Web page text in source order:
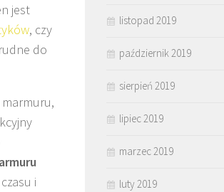
jest
, czy
do
i
listopad 2019
październik 2019
sierpień 2019
lipiec 2019
marzec 2019
luty 2019